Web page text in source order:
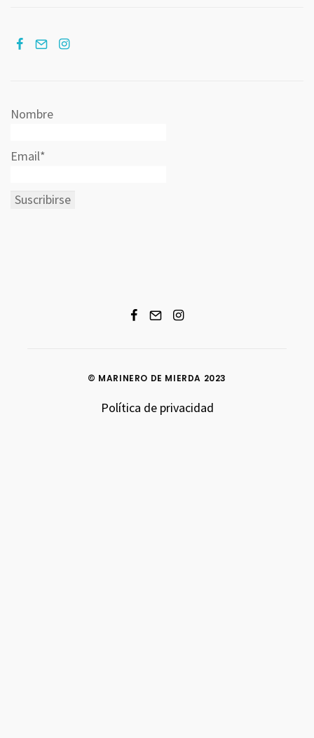
Nombre
Email*
© MARINERO DE MIERDA 2023
Política de privacidad